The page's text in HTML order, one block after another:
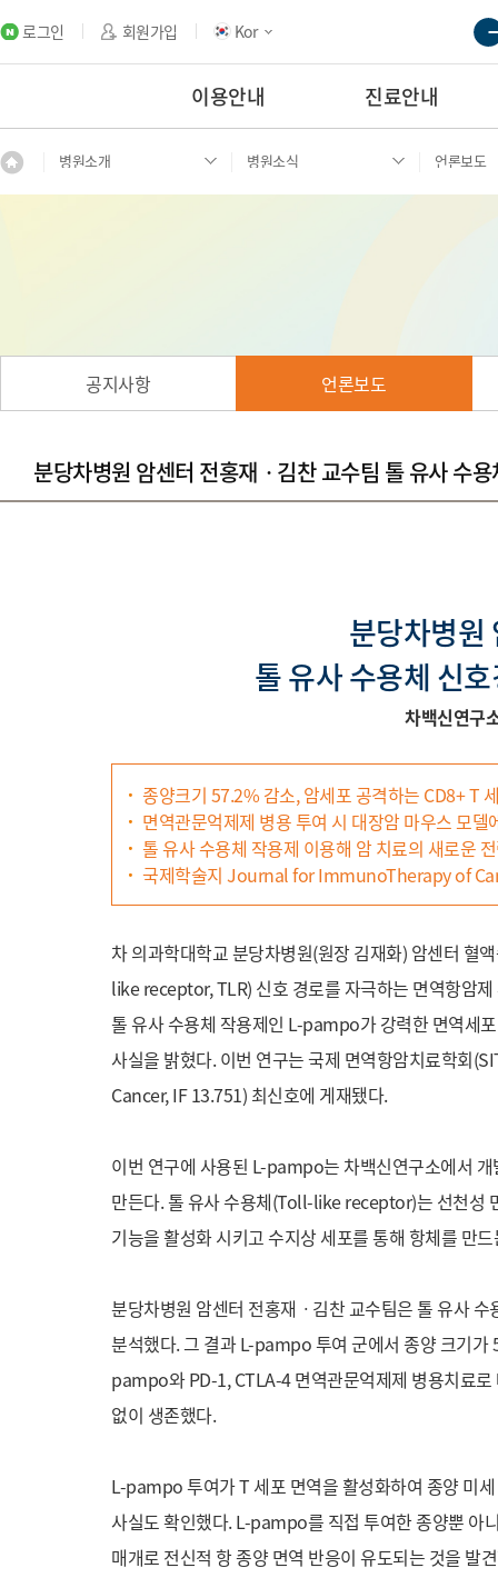
로그인 회원가입 Kor
이용안내 진료안내
병원소개 병원소식 언론보도
공지사항 언론보도
분당차병원 암센터 전홍재ㆍ김찬 교수팀 톨 유사 수
분당차병원
톨 유사 수용체 신
차백신연구
종양크기 57.2% 감소, 암세포 공격하는 CD8+ T
면역관문억제제 병용 투여 시 대장암 마우스 모
톨 유사 수용체 작용제 이용해 암 치료의 새로운
국제학술지 Journal for ImmunoTherapy of
차 의과학대학교 분당차병원(원장 김재화) 암센터 혈
like receptor, TLR) 신호 경로를 자극하는 면역항암
톨 유사 수용체 작용제인 L-pampo가 강력한 면역세
사실을 밝혔다. 이번 연구는 국제 면역항암치료학
Cancer, IF 13.751) 최신호에 게재됐다.
이번 연구에 사용된 L-pampo는 차백신연구소에서
만든다. 톨 유사 수용체(Toll-like receptor)는 선천성
기능을 활성화 시키고 수지상 세포를 통해 항체를 만
분당차병원 암센터 전홍재ㆍ김찬 교수팀은 톨 유사
분석했다. 그 결과 L-pampo 투여 군에서 종양 크기가
pampo와 PD-1, CTLA-4 면역관문억제제 병용치료
없이 생존했다.
L-pampo 투여가 T 세포 면역을 활성화하여 종양 미
사실도 확인했다. L-pampo를 직접 투여한 종양뿐 아
매개로 전신적 항 종양 면역 반응이 유도되는 것을 발